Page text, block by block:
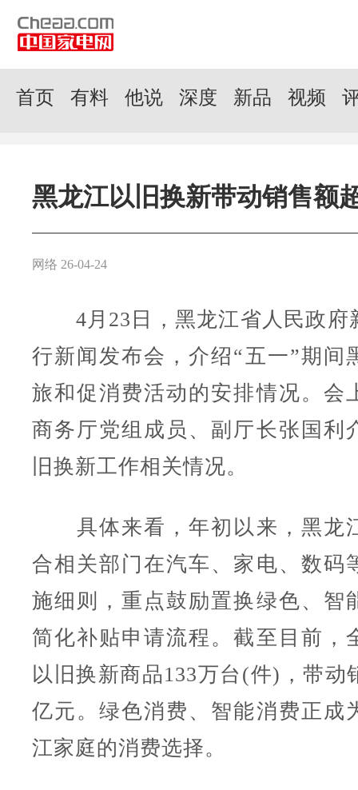
首页 有料 他说 深度 新品 视频
黑龙江以旧换新带动销售额
网络 26-04-24
4月23日，黑龙江省人民政府
行新闻发布会，介绍“五一”期间
旅和促消费活动的安排情况。会
商务厅党组成员、副厅长张国利
旧换新工作相关情况。
具体来看，年初以来，黑龙
合相关部门在汽车、家电、数码
施细则，重点鼓励置换绿色、智
简化补贴申请流程。截至目前，
以旧换新商品133万台(件)，带动
亿元。绿色消费、智能消费正成
江家庭的消费选择。